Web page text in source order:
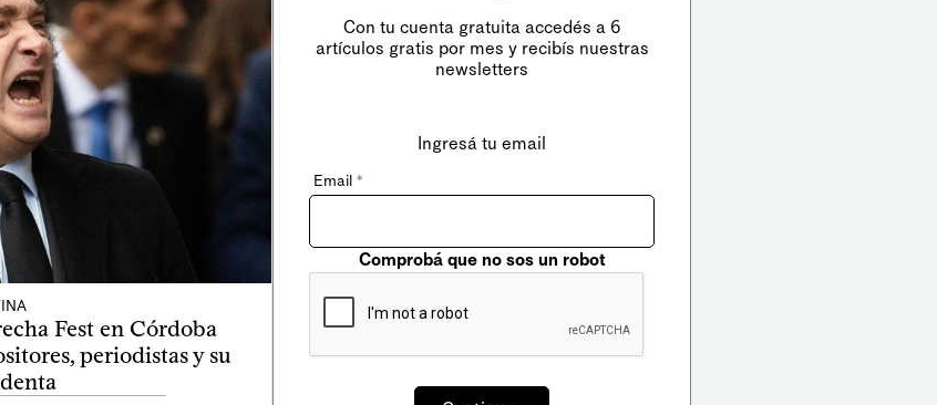
Fest en Córdoba
periodistas y su
Con tu cuenta gratuita accedés a 6
artículos gratis por mes y recibís nuestras
newsletters
Ingresá tu email
Email *
Comprobá que no sos un robot